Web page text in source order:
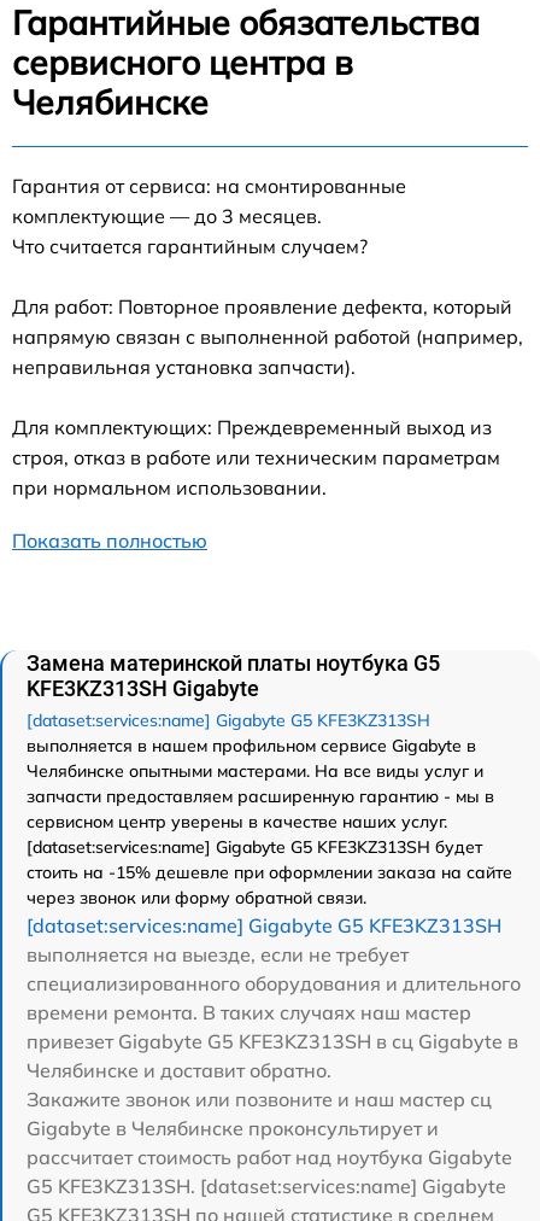
Гарантийные обязательства
сервисного центра в
Челябинске
Гарантия от сервиса: на смонтированные
комплектующие — до 3 месяцев.
Что считается гарантийным случаем?
Для работ: Повторное проявление дефекта, который
напрямую связан с выполненной работой (например,
неправильная установка запчасти).
Для комплектующих: Преждевременный выход из
строя, отказ в работе или техническим параметрам
при нормальном использовании.
Показать полностью
Замена материнской платы ноутбука G5
KFE3KZ313SH Gigabyte
[dataset:services:name] Gigabyte G5 KFE3KZ313SH
выполняется в нашем профильном сервисе Gigabyte в
Челябинске опытными мастерами. На все виды услуг и
запчасти предоставляем расширенную гарантию - мы в
сервисном центр уверены в качестве наших услуг.
[dataset:services:name] Gigabyte G5 KFE3KZ313SH будет
стоить на -15% дешевле при оформлении заказа на сайте
через звонок или форму обратной связи.
[dataset:services:name] Gigabyte G5 KFE3KZ313SH
выполняется на выезде, если не требует
специализированного оборудования и длительного
времени ремонта. В таких случаях наш мастер
привезет Gigabyte G5 KFE3KZ313SH в сц Gigabyte в
Челябинске и доставит обратно.
Закажите звонок или позвоните и наш мастер сц
Gigabyte в Челябинске проконсультирует и
рассчитает стоимость работ над ноутбука Gigabyte
G5 KFE3KZ313SH. [dataset:services:name] Gigabyte
G5 KFE3KZ313SH по нашей статистике в среднем